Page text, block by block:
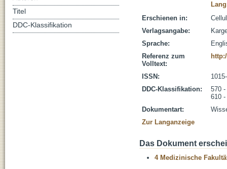
Erschienen in:
Verlagsangabe:
Sprache:
Referenz zum
Volltext:
ISSN:
DDC-Klassifikation:
570
610
Dokumentart:
Zur Langanzeige
Das Dokument
4 Medizinische
Titel
DDC-Klassifikation